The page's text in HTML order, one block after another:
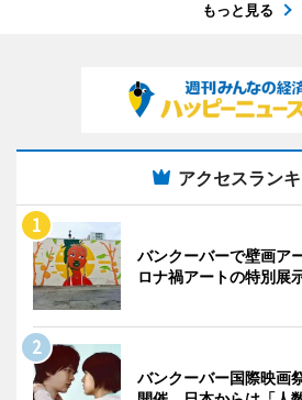
もっと見る
アクセスラン
バンクーバーで壁画ア
ロナ禍アートの特別展
バンクーバー国際映画